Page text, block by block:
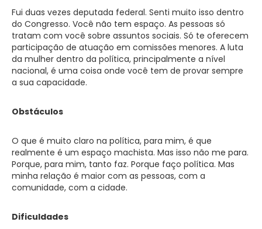
Fui duas vezes deputada federal. Senti muito isso dentro
do Congresso. Você não tem espaço. As pessoas só
tratam com você sobre assuntos sociais. Só te oferecem
participação de atuação em comissões menores. A luta
da mulher dentro da política, principalmente a nível
nacional, é uma coisa onde você tem de provar sempre
a sua capacidade.
Obstáculos
O que é muito claro na política, para mim, é que
realmente é um espaço machista. Mas isso não me para.
Porque, para mim, tanto faz. Porque faço política. Mas
minha relação é maior com as pessoas, com a
comunidade, com a cidade.
Dificuldades